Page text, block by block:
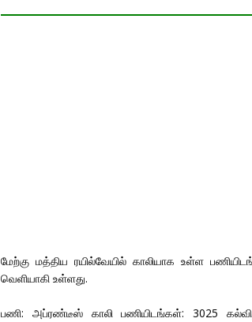
மேற்கு மத்திய ரயில்வேயில் காலியாக உள்ள
வெளியாகி உள்ளது.
பணி: அப்ரண்டீஸ் காலி பணியிடங்கள்: 3025